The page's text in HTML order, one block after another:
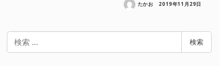
たかお 2019年11月29日
索
検索